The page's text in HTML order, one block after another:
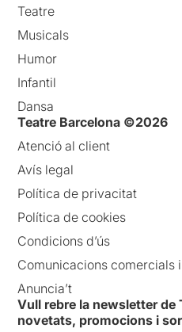
Teatre
Musicals
Humor
Infantil
Dansa
Teatre Barcelona ©2026
Atenció al client
Avís legal
Política de privacitat
Política de cookies
Condicions d’ús
Comunicacions comercials
Anuncia’t
Vull rebre la newsletter de
novetats, promocions i